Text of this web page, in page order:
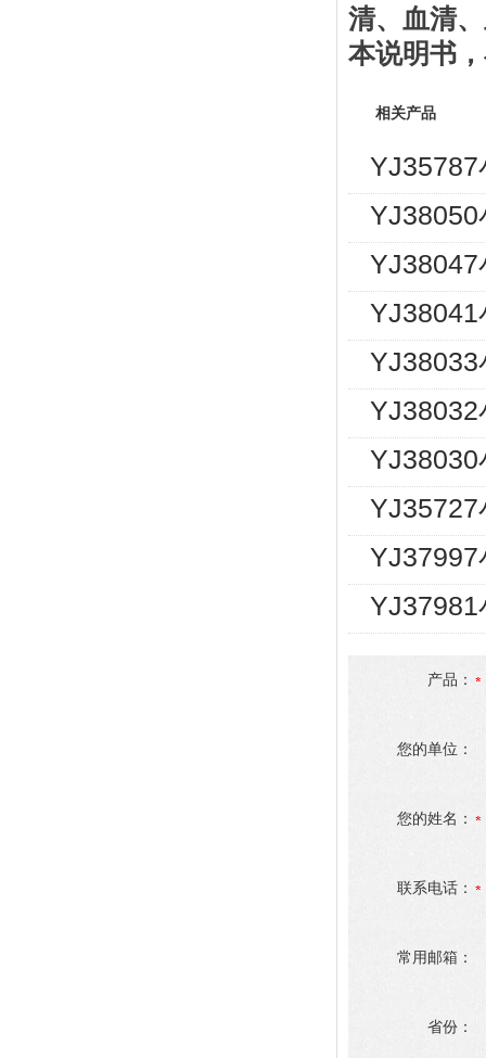
清、血清
本说明书 ，
相关产品
YJ35787
YJ38050
YJ38047
YJ38041
YJ38033
YJ38032
YJ38030
YJ35727
YJ37997
YJ37981
产品：
您的单位：
您的姓名：
联系电话：
常用邮箱：
省份：